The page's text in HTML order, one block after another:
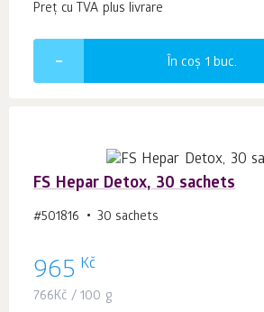
Preț cu TVA plus livrare
În coș 1 buc.
FS Hepar Detox, 30 sachets
#501816 30 sachets
965 Kč
766Kč / 100 g